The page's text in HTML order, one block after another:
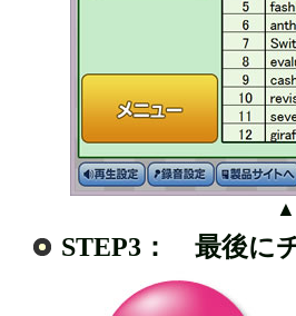
▲
STEP3： 最後に